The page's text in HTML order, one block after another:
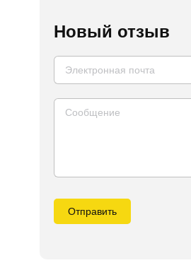
Новый отзыв
Отправить